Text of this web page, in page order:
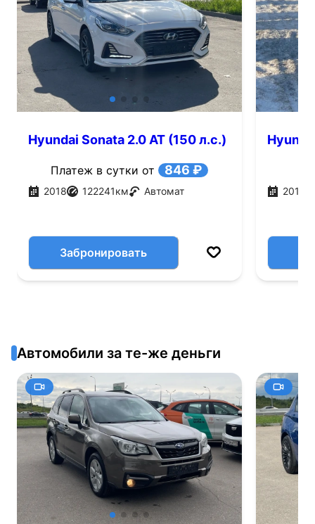
Hyundai Sonata 2.0 AT (150 л.с.)
Платеж в сутки от 846 ₽
2018 122241км Автомат
Забронировать
2019
Автомобили за те-же деньги